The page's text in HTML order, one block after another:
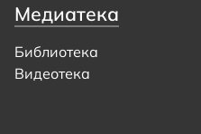
Медиатека
Библиотека
Видеотека